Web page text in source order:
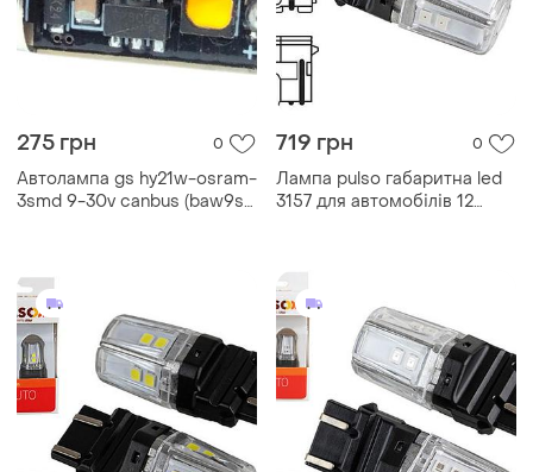
275 грн 0
Автолампа gs hy21w-osram-
3smd 9-30v canbus (baw9s)
719 грн 0
Лампа pulso габаритна led
3157 для автомобілів 12